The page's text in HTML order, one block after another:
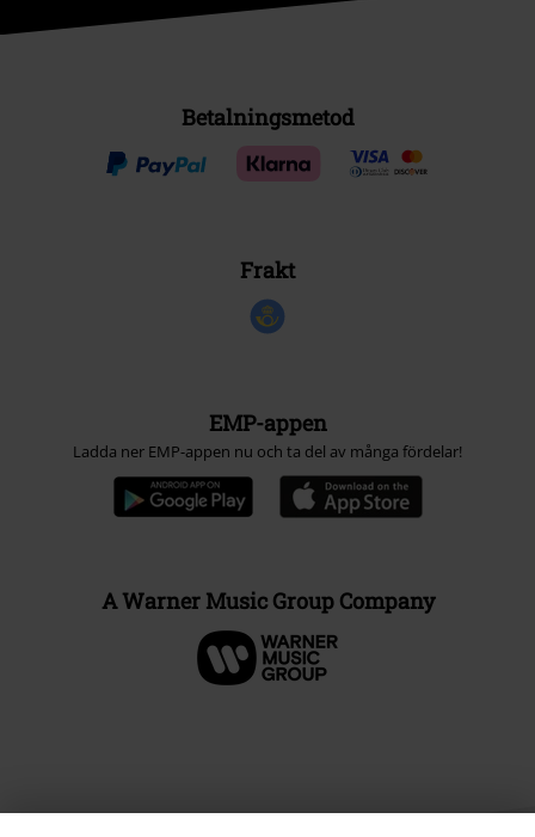
Betalningsmetod
Frakt
EMP-appen
Ladda ner EMP-appen nu och ta del av många fördelar!
A Warner Music Group Company